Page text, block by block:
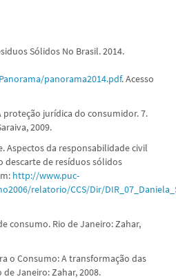
Sólidos No Brasil. 2014.
panorama2014.pdf. Acesso
proteção jurídica do consumidor. 7.
2009.
Aspectos da responsabilidade civil
de resíduos sólidos
http://www.puc-
relatorio/CCS/Dir/
consumo. Rio de Janeiro: Zahar,
o Consumo: A transformação das
Janeiro: Zahar, 2008.